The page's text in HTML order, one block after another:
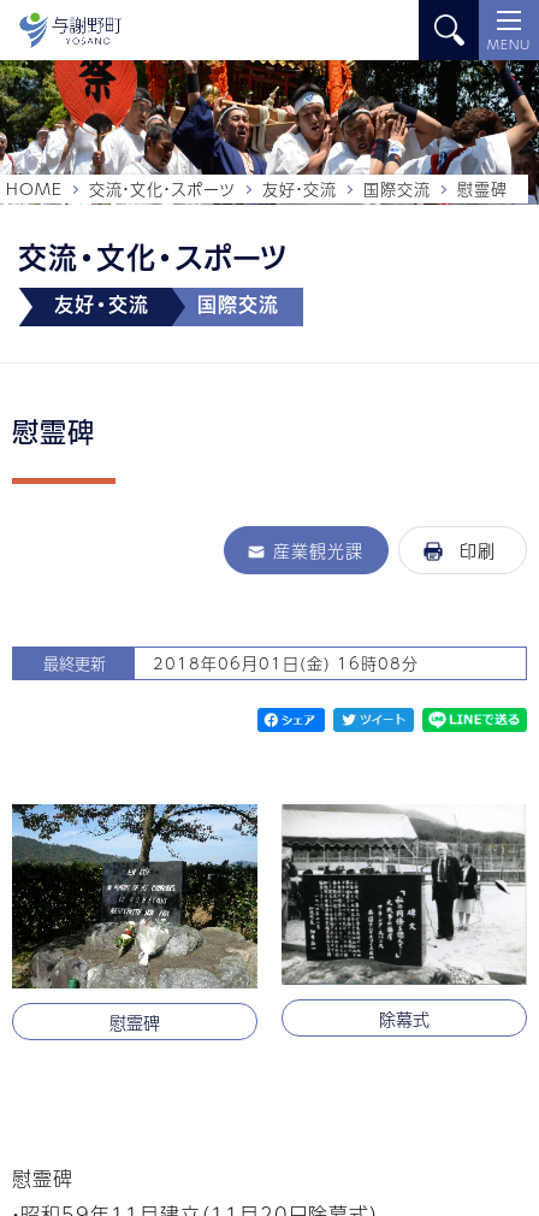
MENU
交流・文化・スポーツ
友好・交流 国際交流
HOME 交流・文化・スポーツ 友好・交流 国際交流 慰霊碑
慰霊碑
産業観光課 印刷
最終更新 2018年06月01日(金) 16時08分
慰霊碑 除幕式
慰霊碑